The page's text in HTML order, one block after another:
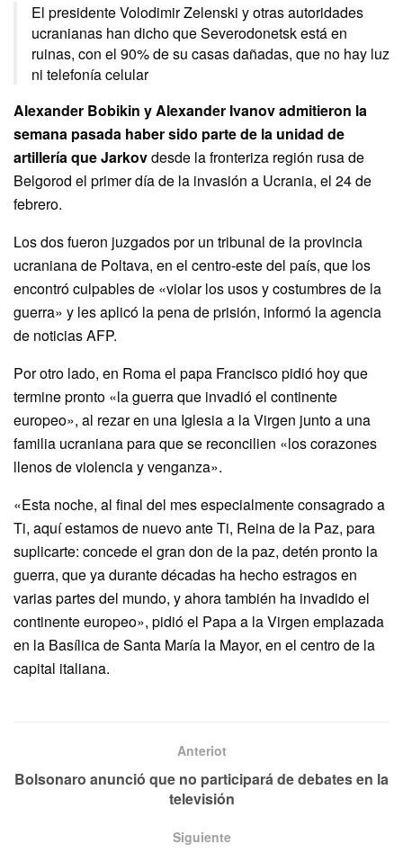
El presidente Volodimir Zelenski y otras autoridades
ucranianas han dicho que Severodonetsk está en
ruinas, con el 90% de su casas dañadas, que no hay luz
ni telefonía celular
Alexander Bobikin y Alexander Ivanov admitieron la
semana pasada haber sido parte de la unidad de
artillería que Jarkovdesde la fronteriza región rusa de
Belgorod el primer día de la invasión a Ucrania, el 24 de
febrero.
Los dos fueron juzgados por un tribunal de la provincia
ucraniana de Poltava, en el centro-este del país, que los
encontró culpables de «violar los usos y costumbres de la
guerra» y les aplicó la pena de prisión, informó la agencia
de noticias AFP.
Por otro lado, en Roma el papa Francisco pidió hoy que
termine pronto «la guerra que invadió el continente
europeo», al rezar en una Iglesia a la Virgen junto a una
familia ucraniana para que se reconcilien «los corazones
llenos de violencia y venganza».
«Esta noche, al final del mes especialmente consagrado a
Ti, aquí estamos de nuevo ante Ti, Reina de la Paz, para
suplicarte: concede el gran don de la paz, detén pronto la
guerra, que ya durante décadas ha hecho estragos en
varias partes del mundo, y ahora también ha invadido el
continente europeo», pidió el Papa a la Virgen emplazada
en la Basílica de Santa María la Mayor, en el centro de la
capital italiana.
Anteriot
Bolsonaro anunció que no participará de debates en la
televisión
Siguiente